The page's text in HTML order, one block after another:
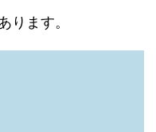
ります。